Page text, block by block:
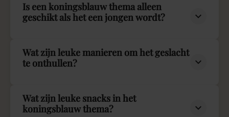
Is een koningsblauw thema alleen
geschikt als het een jongen wordt?
Wat zijn leuke manieren om het geslacht
te onthullen?
Wat zijn leuke snacks in het
koningsblauw thema?